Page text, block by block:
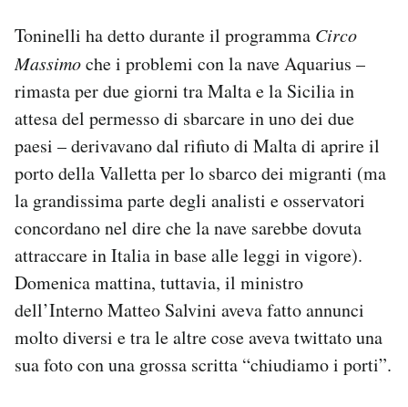
Hai bisogno di aiuto?
Esci
Toninelli ha detto durante il programma Circo
Massimoche i problemi con la nave Aquarius –
rimasta per due giorni tra Malta e la Sicilia in
attesa del permesso di sbarcare in uno dei due
paesi – derivavano dal rifiuto di Malta di aprire il
porto della Valletta per lo sbarco dei migranti (ma
la grandissima parte degli analisti e osservatori
concordano nel dire che la nave sarebbe dovuta
attraccare in Italia in base alle leggi in vigore).
Domenica mattina, tuttavia, il ministro
dell’Interno Matteo Salvini aveva fatto annunci
molto diversi e tra le altre cose aveva twittato una
sua foto con una grossa scritta “chiudiamo i porti”.